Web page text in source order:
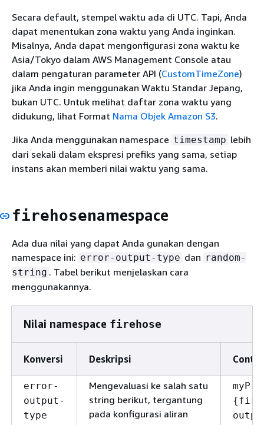
Secara default, stempel waktu ada di UTC. Tapi, Anda
dapat menentukan zona waktu yang Anda inginkan.
Misalnya, Anda dapat mengonfigurasi zona waktu ke
Asia/Tokyo dalam AWS Management Console atau
dalam pengaturan parameter API (CustomTimeZone)
jika Anda ingin menggunakan Waktu Standar Jepang,
bukan UTC. Untuk melihat daftar zona waktu yang
didukung, lihat Format Nama Objek Amazon S3.
Jika Anda menggunakan namespace timestamp lebih
dari sekali dalam ekspresi prefiks yang sama, setiap
instans akan memberi nilai waktu yang sama.
firehosenamespace
Ada dua nilai yang dapat Anda gunakan dengan
namespace ini: error-output-type dan random-
string . Tabel berikut menjelaskan cara
menggunakannya.
Nilai namespace firehose
Konversi Deskripsi
error-
output-
type
Mengevaluasi ke salah satu
string berikut, tergantung
pada konfigurasi aliran
{